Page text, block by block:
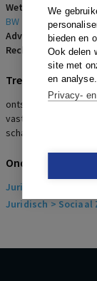
We
bieden en
Ook delen
site met
en analyse.
Privacy-
Wetsartikelen:3:44
BW
Advocaten:D.M.
Rechters:C.J.R. de
Trefwoorden
ontslag op staande
schadevergoeding
Onderwerpen
Juridisch
Juridisch > Sociaal